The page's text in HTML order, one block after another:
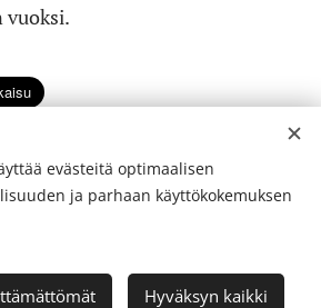
ISSN 2342-3439
evästeitä optimaalisen
ja parhaan käyttökokemuksen
Hyväksyn kaikki